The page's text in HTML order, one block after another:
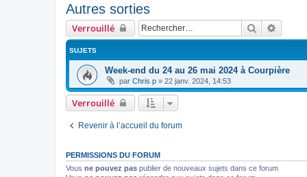
Autres sorties
Verrouillé Rechercher
SUJETS
Week-end du 24 au 26 mai 2024 à Courpière
par Chris p » 22 janv. 2024, 14:53
Verrouillé
Revenir à l’accueil du forum
PERMISSIONS DU FORUM
Vous ne pouvez pas publier de nouveaux sujets dans ce forum